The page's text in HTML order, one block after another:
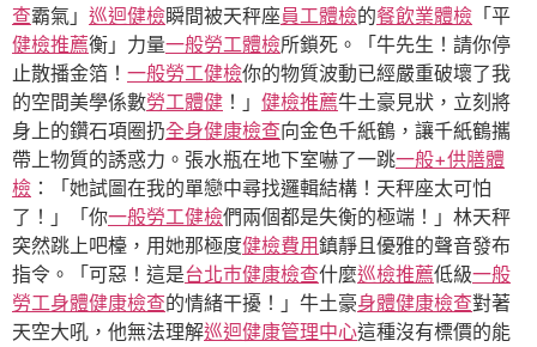
查霸氣」 巡迴健檢瞬間被天秤座員工體檢的餐飲業體檢 「平
健檢推薦衡」力量一般勞工體檢所鎖死。「牛先生！請你停
止散播金箔！ 一般勞工健檢你的物質波動已經嚴重破壞了我
的空間美學係數勞工體健 ！」 健檢推薦牛土豪見狀，立刻將
身上的鑽石項圈扔全身健康檢查向金色千紙鶴，讓千紙鶴攜
帶上物質的誘惑力。張水瓶在地下室嚇了一跳一般+供膳體
檢 ：「她試圖在我的單戀中尋找邏輯結構！天秤座太可怕
了！」「你一般勞工健檢們兩個都是失衡的極端！」林天秤
突然跳上吧檯，用她那極度健檢費用鎮靜且優雅的聲音發布
指令。「可惡！這是台北巿健康檢查什麼巡檢推薦低級一般
勞工身體健康檢查的情緒干擾！」牛土豪身體健康檢查對著
天空大吼，他無法理解巡迴健康管理中心這種沒有標價的能